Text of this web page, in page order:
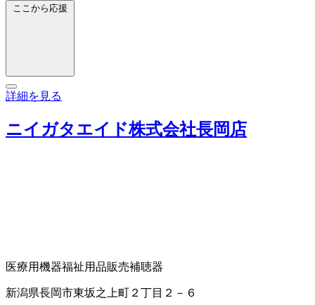
ここから応援
詳細を見る
ニイガタエイド株式会社長岡店
医療用機器福祉用品販売補聴器
新潟県長岡市東坂之上町２丁目２－６